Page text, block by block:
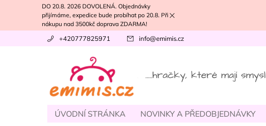
DO 20.8. 2026 DOVOLENÁ. Objednávky
přijímáme, expedice bude probíhat po 20.8. Při
nákupu nad 3500kč doprava ZDARMA!
+420777825971 info@emimis.cz
ÚVODNÍ STRÁNKA NOVINKY A PŘEDOBJEDNÁVKY